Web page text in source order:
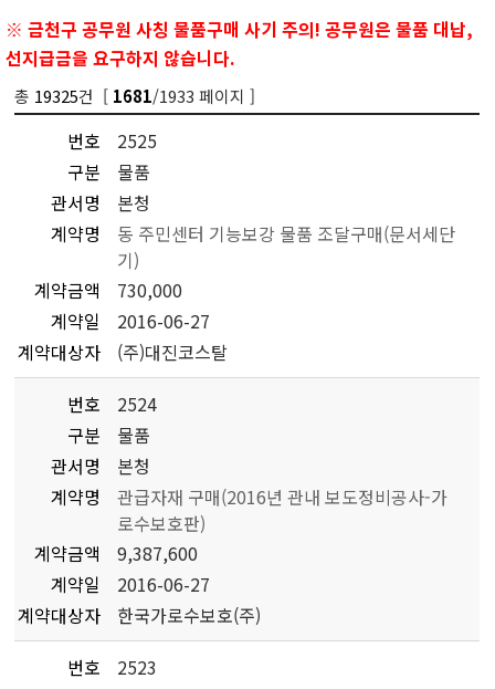
※ 금천구 공무원 사칭 물품구매 사기 주의! 공무원은 물품 대납,
선지급금을 요구하지 않습니다.
총 19325건 [ 1681/1933 페이지 ]
번호
2525
구분
물품
관서명
본청
계약명
동 주민센터 기능보강 물품 조달구매(문서세단
기)
계약금액
730,000
계약일
2016-06-27
계약대상자
(주)대진코스탈
번호
2524
구분
물품
관서명
본청
계약명
관급자재 구매(2016년 관내 보도정비공사-가
로수보호판)
계약금액
9,387,600
계약일
2016-06-27
계약대상자
한국가로수보호(주)
번호
2523